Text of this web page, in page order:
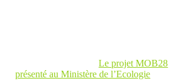
Le projet MOB28
présenté au Ministère de l’Ecologie